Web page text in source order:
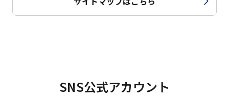
SNS公式アカウント